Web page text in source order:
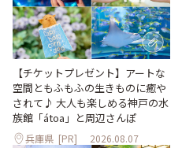
【チケットプレゼント】アートな
空間ともふもふの生きものに癒や
されて♪ 大人も楽しめる神戸の水
族館「átoa」と周辺さんぽ
兵庫県 [PR] 2026.08.07